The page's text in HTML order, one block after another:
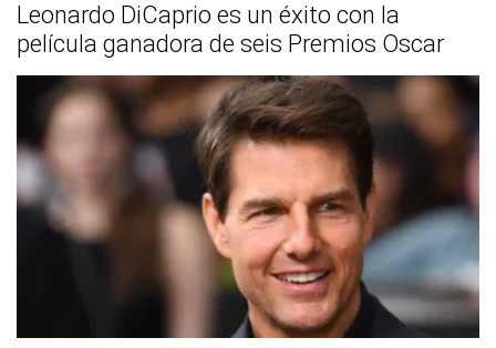
Leonardo DiCaprio es un éxito con la
película ganadora de seis Premios Oscar